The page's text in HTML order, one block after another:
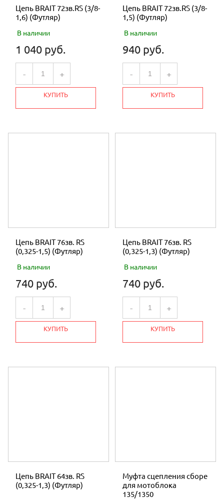
Цепь BRAIT 72зв.RS (3/8-
1,6) (Футляр)
В наличии
1 040 руб.
- +
КУПИТЬ
Цепь BRAIT 72зв.RS (3/8-
1,5) (Футляр)
В наличии
940 руб.
- +
КУПИТЬ
Цепь BRAIT 76зв. RS
(0,325-1,5) (Футляр)
В наличии
740 руб.
- +
КУПИТЬ
Цепь BRAIT 76зв. RS
(0,325-1,3) (Футляр)
В наличии
740 руб.
- +
КУПИТЬ
Цепь BRAIT 64зв. RS
(0,325-1,3) (Футляр)
Муфта сцепления сборе
для мотоблока
135/1350